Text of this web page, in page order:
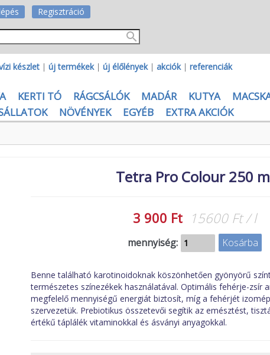
Regisztráció
készlet | új termékek| új élőlények| akciók| referenciák
KERTI TÓ RÁGCSÁLÓK MADÁR KUTYA
NÖVÉNYEK EGYÉB EXTRA AKCIÓK
Tetra Pro Colour 250
3 900 Ft 15600 Ft / l
mennyiség:
Benne található karotinoidoknak köszönhetően gyönyörű
természetes színezékek használatával. Optimális fehérje-zsír
megfelelő mennyiségű energiát biztosít, míg a fehérjét
szervezetük. Prebiotikus összetevői segítik az emésztést,
értékű táplálék vitaminokkal és ásványi anyagokkal.